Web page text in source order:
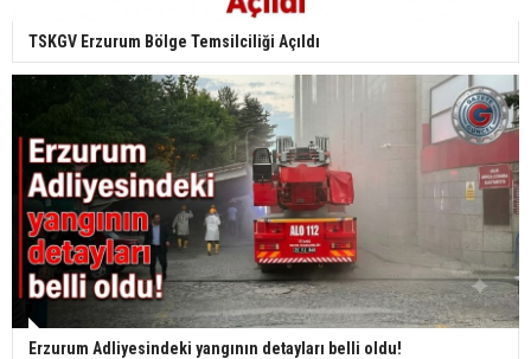
TSKGV Erzurum Bölge Temsilciliği Açıldı
Erzurum Adliyesindeki yangının detayları belli oldu!